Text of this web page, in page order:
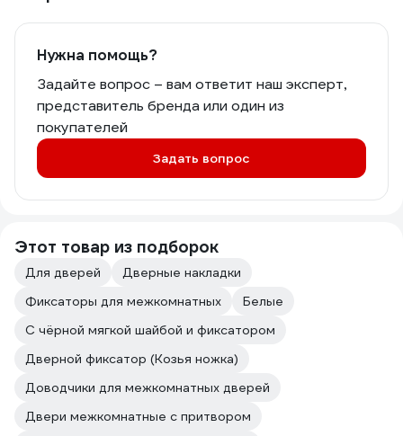
Нужна помощь?
Задайте вопрос – вам ответит наш эксперт,
представитель бренда или один из
покупателей
Задать вопрос
Этот товар из подборок
Для дверей
Дверные накладки
Фиксаторы для межкомнатных
Белые
С чёрной мягкой шайбой и фиксатором
Дверной фиксатор (Козья ножка)
Доводчики для межкомнатных дверей
Двери межкомнатные с притвором